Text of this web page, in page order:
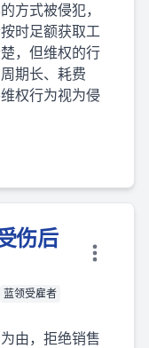
方式被侵犯，
时足额获取工
，但维权的行
期长、耗费
权行为视为侵
伤后
蓝领受雇者
由，拒绝销售